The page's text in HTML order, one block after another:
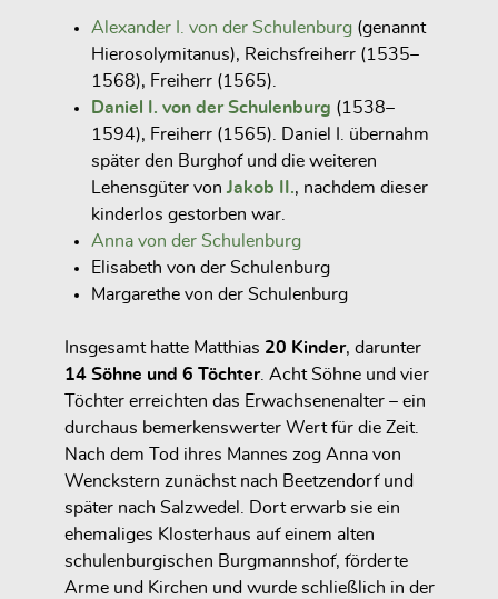
Alexander I. von der Schulenburg (genannt
Hierosolymitanus), Reichsfreiherr (1535–
1568), Freiherr (1565).
Daniel I. von der Schulenburg (1538–
1594), Freiherr (1565). Daniel I. übernahm
später den Burghof und die weiteren
Lehensgüter von Jakob II., nachdem dieser
kinderlos gestorben war.
Anna von der Schulenburg
Elisabeth von der Schulenburg
Margarethe von der Schulenburg
Insgesamt hatte Matthias 20 Kinder, darunter
14 Söhne und 6 Töchter. Acht Söhne und vier
Töchter erreichten das Erwachsenenalter – ein
durchaus bemerkenswerter Wert für die Zeit.
Nach dem Tod ihres Mannes zog Anna von
Wenckstern zunächst nach Beetzendorf und
später nach Salzwedel. Dort erwarb sie ein
ehemaliges Klosterhaus auf einem alten
schulenburgischen Burgmannshof, förderte
Arme und Kirchen und wurde schließlich in der